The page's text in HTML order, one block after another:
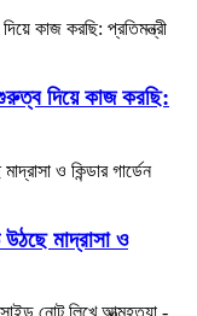
গুরুত্ব দিয়ে কাজ করছি:
মাদ্রাসা ও